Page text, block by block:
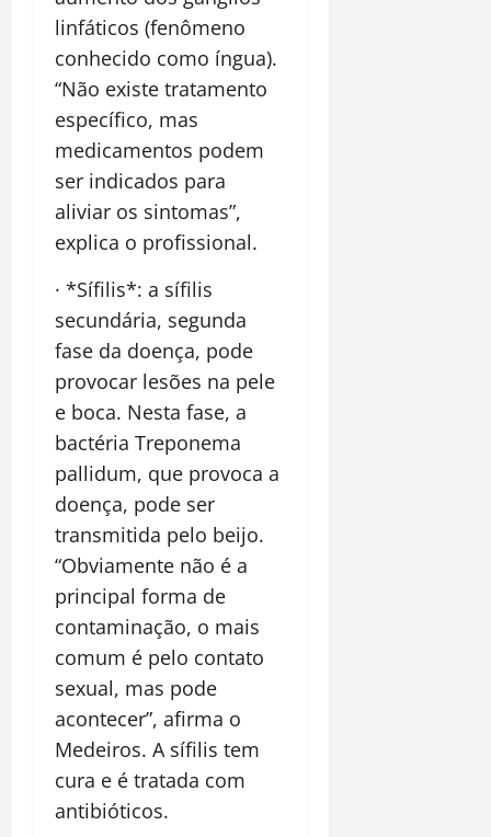
linfáticos (fenômeno
conhecido como íngua).
“Não existe tratamento
específico, mas
medicamentos podem
ser indicados para
aliviar os sintomas”,
explica o profissional.
· *Sífilis*: a sífilis
secundária, segunda
fase da doença, pode
provocar lesões na pele
e boca. Nesta fase, a
bactéria Treponema
pallidum, que provoca a
doença, pode ser
transmitida pelo beijo.
“Obviamente não é a
principal forma de
contaminação, o mais
comum é pelo contato
sexual, mas pode
acontecer”, afirma o
Medeiros. A sífilis tem
cura e é tratada com
antibióticos.